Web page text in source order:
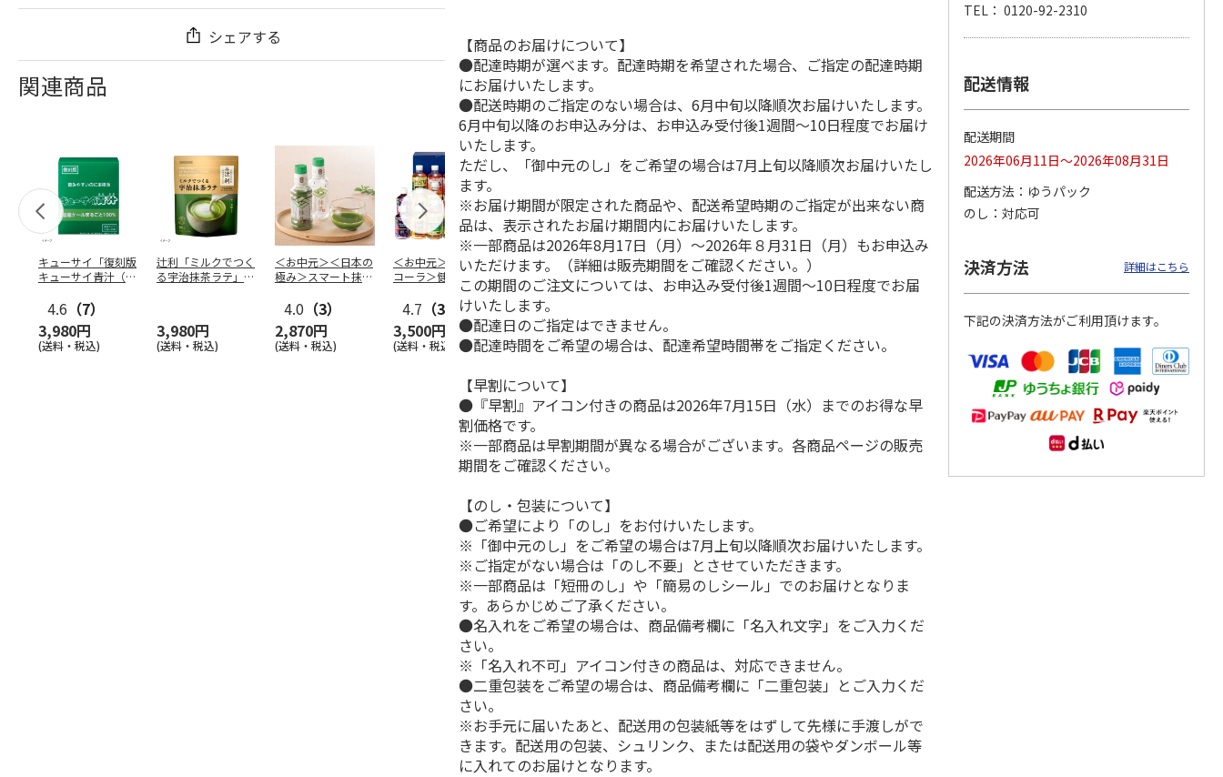
シェアする
関連商品
キューサイ「復刻版
キューサイ青汁（30
4.6 （7）
3,980円
(送料・税込)
辻利「ミルクでつく
る宇治抹茶ラテ」
3,980円
(送料・税込)
＜お中元＞＜日本の
極み＞スマート抹
4.0 （3）
2,870円
(送料・税込)
＜お中元＞＜コカ・
コーラ＞健康飲料詰
合せ ＣＫＤ－３０
4.7 （3）
3,500円
(送料・税込)
トワイニング「腸活
ミルクティー（機能
性表示食品）」7本
入×…
3,980円
(送料・税込)
＜お中元＞＜山田養
蜂場＞ハニードリン
クセット（ＨＤ－３
3,480円
(送料・税込)
トワイニング「スリ
ープ カモミールア
ップル（機能性表示
(送料・税込)
＜お中元＞＜コカ・
コーラ＞健康茶詰合
せ ＣＫＯ－３０Ａ
(送料・税込)
九州産野菜青汁 １
箱
1,880円
＜お中元＞＜キーコ
ーヒー＞アイスコー
ヒー＆ジュース＆ド
3,480円
(送料・税込)
【商品のお届けについて】
●配達時期が選べます。配達時期を希望された場合、ご指定の配達時期
にお届けいたします。
●配送時期のご指定のない場合は、6月中旬以降順次お届けいたします。
6月中旬以降のお申込み分は、お申込み受付後1週間～10日程度でお届け
いたします。
ただし、「御中元のし」をご希望の場合は7月上旬以降順次お届けいたし
ます。
※お届け期間が限定された商品や、配送希望時期のご指定が出来ない商
品は、表示されたお届け期間内にお届けいたします。
※一部商品は2026年8月17日（月）～2026年８月31日（月）もお申込み
いただけます。（詳細は販売期間をご確認ください。）
この期間のご注文については、お申込み受付後1週間～10日程度でお届
けいたします。
●配達日のご指定はできません。
●配達時間をご希望の場合は、配達希望時間帯をご指定ください。
【早割について】
●『早割』アイコン付きの商品は2026年7月15日（水）までのお得な早
割価格です。
※一部商品は早割期間が異なる場合がございます。各商品ページの販売
期間をご確認ください。
【のし・包装について】
●ご希望により「のし」をお付けいたします。
※「御中元のし」をご希望の場合は7月上旬以降順次お届けいたします。
※ご指定がない場合は「のし不要」とさせていただきます。
※一部商品は「短冊のし」や「簡易のしシール」でのお届けとなりま
す。あらかじめご了承ください。
●名入れをご希望の場合は、商品備考欄に「名入れ文字」をご入力くだ
さい。
※「名入れ不可」アイコン付きの商品は、対応できません。
●二重包装をご希望の場合は、商品備考欄に「二重包装」とご入力くだ
さい。
※お手元に届いたあと、配送用の包装紙等をはずして先様に手渡しがで
きます。配送用の包装、シュリンク、または配送用の袋やダンボール等
に入れてのお届けとなります。
TEL： 0120-92-2310
配送情報
配送期間
2026年06月11日～2026年08月31日
配送方法
ゆうパック
のし
対応可
決済方法 詳細はこちら
下記の決済方法がご利用頂けます。